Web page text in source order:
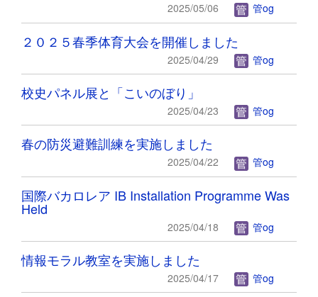
2025/05/06 管og
２０２５春季体育大会を開催しました
2025/04/29 管og
校史パネル展と「こいのぼり」
2025/04/23 管og
春の防災避難訓練を実施しました
2025/04/22 管og
国際バカロレア IB Installation Programme Was
Held
2025/04/18 管og
情報モラル教室を実施しました
2025/04/17 管og